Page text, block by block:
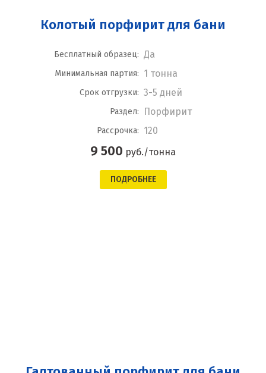
Колотый порфирит для бани
Бесплатный образец: Да
Минимальная партия: 1 тонна
Срок отгрузки: 3-5 дней
Раздел: Порфирит
Рассрочка: 120
9 500 руб./тонна
ПОДРОБНЕЕ